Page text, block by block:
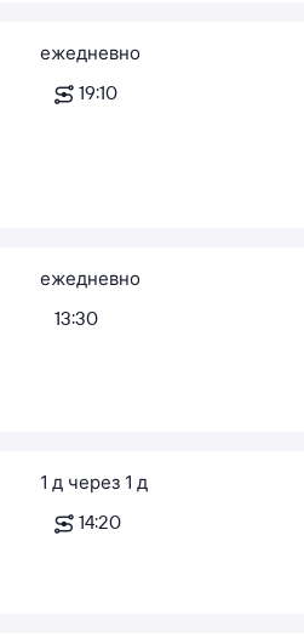
ежедневно
19:10
ежедневно
13:30
1 д через 1 д
14:20